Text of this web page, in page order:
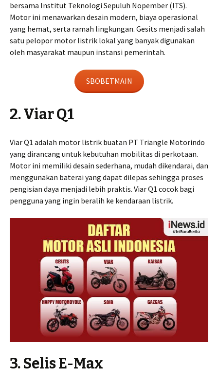
bersama Institut Teknologi Sepuluh Nopember (ITS).
Motor ini menawarkan desain modern, biaya operasional
yang hemat, serta ramah lingkungan. Gesits menjadi salah
satu pelopor motor listrik lokal yang banyak digunakan
oleh masyarakat maupun instansi pemerintah.
SBOBETMAIN
2. Viar Q1
Viar Q1 adalah motor listrik buatan PT Triangle Motorindo
yang dirancang untuk kebutuhan mobilitas di perkotaan.
Motor ini memiliki desain sederhana, mudah dikendarai, dan
menggunakan baterai yang dapat dilepas sehingga proses
pengisian daya menjadi lebih praktis. Viar Q1 cocok bagi
pengguna yang ingin beralih ke kendaraan listrik.
3. Selis E-Max